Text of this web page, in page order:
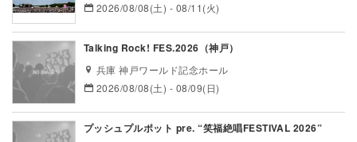
2026/08/08(土) - 08/11(火)
Talking Rock! FES.2026（神戸）
兵庫 神戸ワールド記念ホール
2026/08/08(土) - 08/09(日)
プッシュプルポット pre. “笑福絶唱FESTIVAL 2026”